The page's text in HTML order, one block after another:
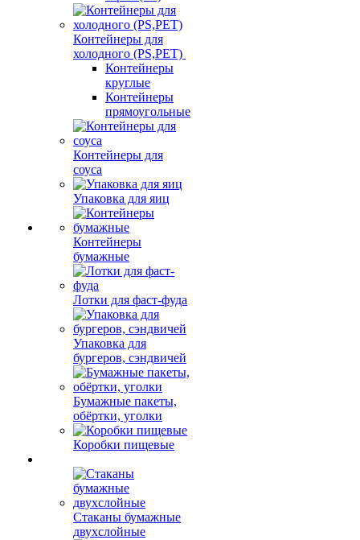
Контейнеры для
холодного (PS,PET)
Контейнеры
круглые
Контейнеры
прямоугольные
Контейнеры для
соуса
Упаковка для яиц
Контейнеры
бумажные
Лотки для фаст-фуда
Упаковка для
бургеров, сэндвичей
Бумажные пакеты,
обёртки, уголки
Коробки пищевые
Стаканы бумажные
двухслойные